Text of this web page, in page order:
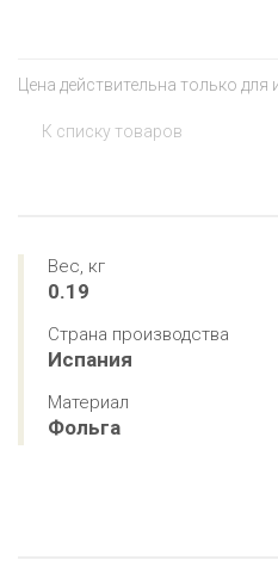
Цена действительна только для
К списку товаров
Вес, кг
0.19
Страна производства
Испания
Материал
Фольга